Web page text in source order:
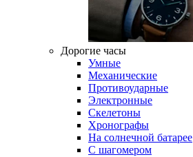
Дорогие часы
Умные
Механические
Противоударные
Электронные
Скелетоны
Хронографы
На солнечной батарее
С шагомером